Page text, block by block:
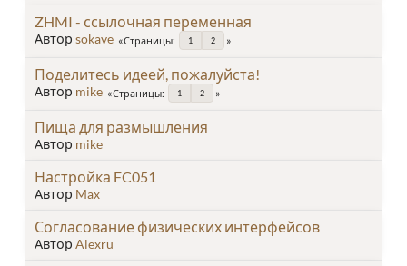
ZHMI - ссылочная переменная
Автор sokave Страницы 1 2
Поделитесь идеей, пожалуйста!
Автор mike Страницы 1 2
Пища для размышления
Автор mike
Настройка FC051
Автор Max
Согласование физических интерфейсов
Автор Alexru